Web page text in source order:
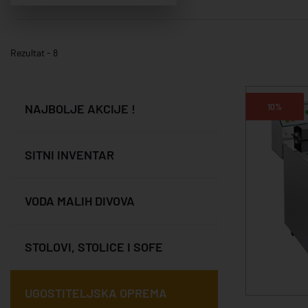
Rezultat - 8
NAJBOLJE AKCIJE !
SITNI INVENTAR
VODA MALIH DIVOVA
STOLOVI, STOLICE I SOFE
UGOSTITELJSKA OPREMA
10%